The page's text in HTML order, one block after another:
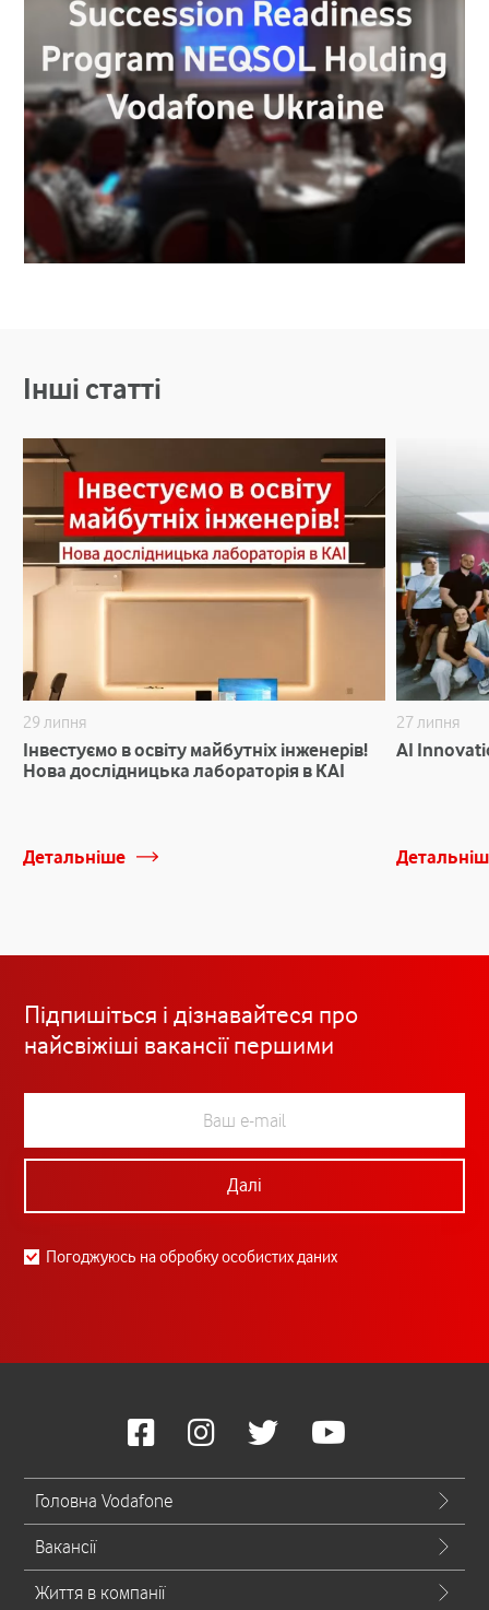
Інші статті
29 липня
Інвестуємо в освіту майбутніх інженерів!
Нова дослідницька лабораторія в КАІ
Детальніше
27 липня
AI
Підпишіться і дізнавайтеся про
найсвіжіші вакансії першими
Далі
Погоджуюсь на обробку особистих даних
Головна Vodafone
Вакансії
Життя в компанії